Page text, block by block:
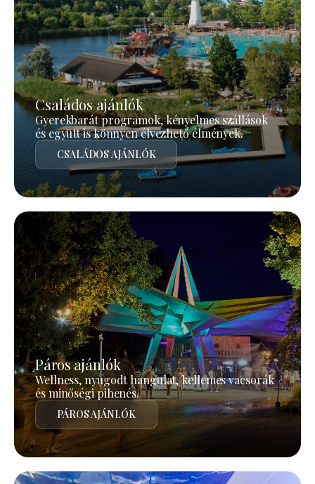
Családos ajánlók
Gyerekbarát programok, kényelmes szállások
és együtt is könnyen élvezhető élmények.
CSALÁDOS AJÁNLÓK
Páros ajánlók
Wellness, nyugodt hangulat, kellemes vacsorák
és minőségi pihenés.
PÁROS AJÁNLÓK